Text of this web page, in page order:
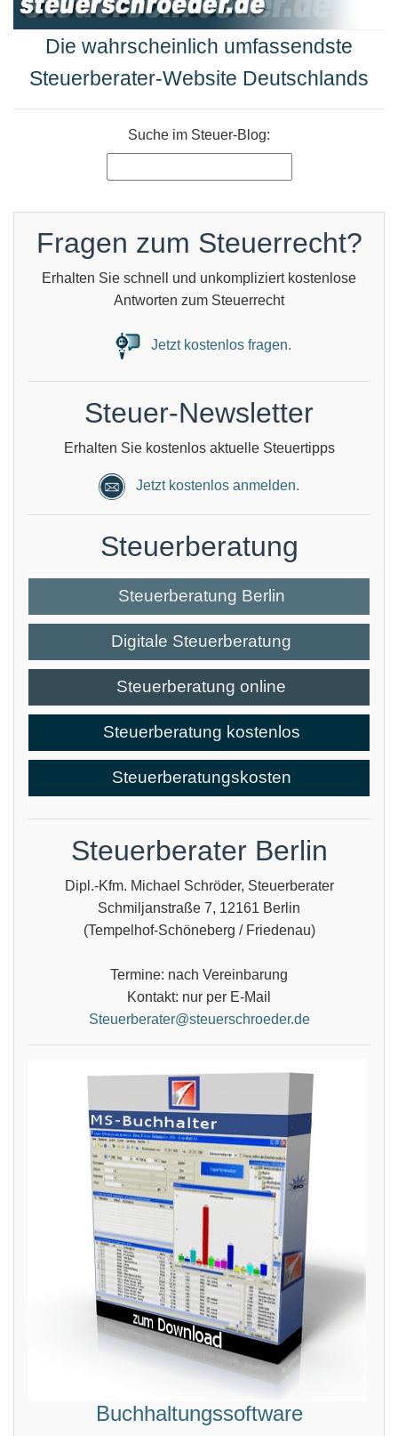
Die wahrscheinlich umfassendste
Steuerberater-Website Deutschlands
Suche im Steuer-Blog:
Fragen zum Steuerrecht?
Erhalten Sie schnell und unkompliziert kostenlose
Antworten zum Steuerrecht
Jetzt kostenlos fragen.
Steuer-Newsletter
Erhalten Sie kostenlos aktuelle Steuertipps
Jetzt kostenlos anmelden.
Steuerberatung
Steuerberatung Berlin
Digitale Steuerberatung
Steuerberatung online
Steuerberatung kostenlos
Steuerberatungskosten
Steuerberater Berlin
Dipl.-Kfm. Michael Schröder, Steuerberater
Schmiljanstraße 7, 12161 Berlin
(Tempelhof-Schöneberg / Friedenau)
Termine: nach Vereinbarung
Kontakt: nur per E-Mail
Steuerberater@steuerschroeder.de
Buchhaltungssoftware